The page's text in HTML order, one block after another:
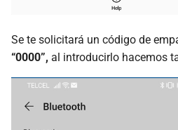
Se te solicitará un código de
“0000”, al introducirlo hacemos